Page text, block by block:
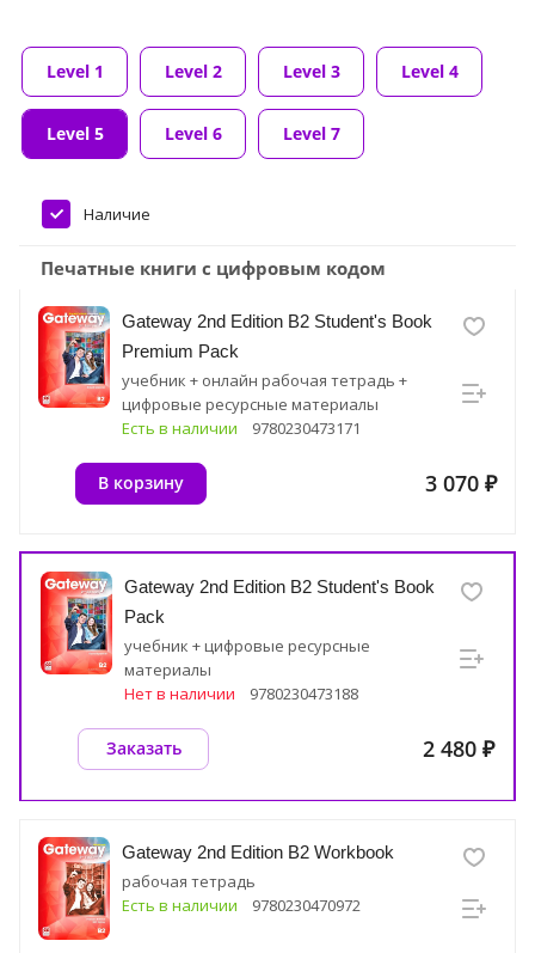
Level 1 Level 2 Level 3 Level 4
Level 5 Level 6 Level 7
Наличие
Печатные книги с цифровым кодом
Gateway 2nd Edition B2 Student's Book
Premium Pack
учебник + онлайн рабочая тетрадь +
цифровые ресурсные материалы
Есть в наличии
9780230473171
3 070 ₽
В корзину
Gateway 2nd Edition B2 Student's Book
Pack
учебник + цифровые ресурсные
материалы
Нет в наличии
9780230473188
2 480 ₽
Заказать
Gateway 2nd Edition B2 Workbook
рабочая тетрадь
Есть в наличии
9780230470972